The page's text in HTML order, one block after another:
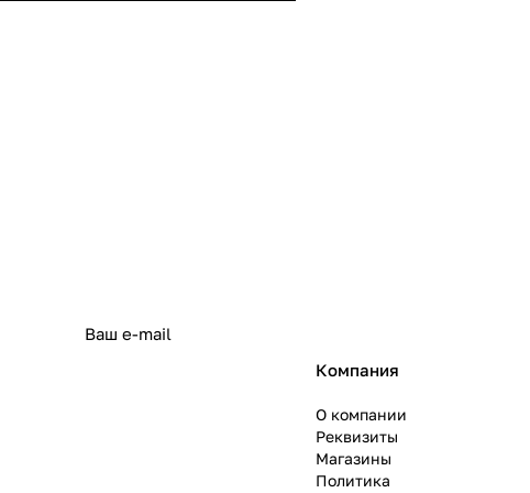
Компания
О компании
Реквизиты
Магазины
Политика